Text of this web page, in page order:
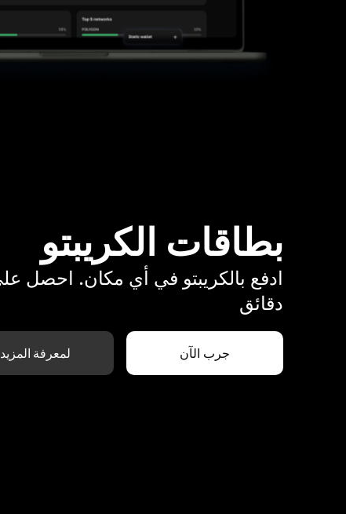
بطاقات الكريبتو
دقائق
جرب الآن لمعرفة المزيد